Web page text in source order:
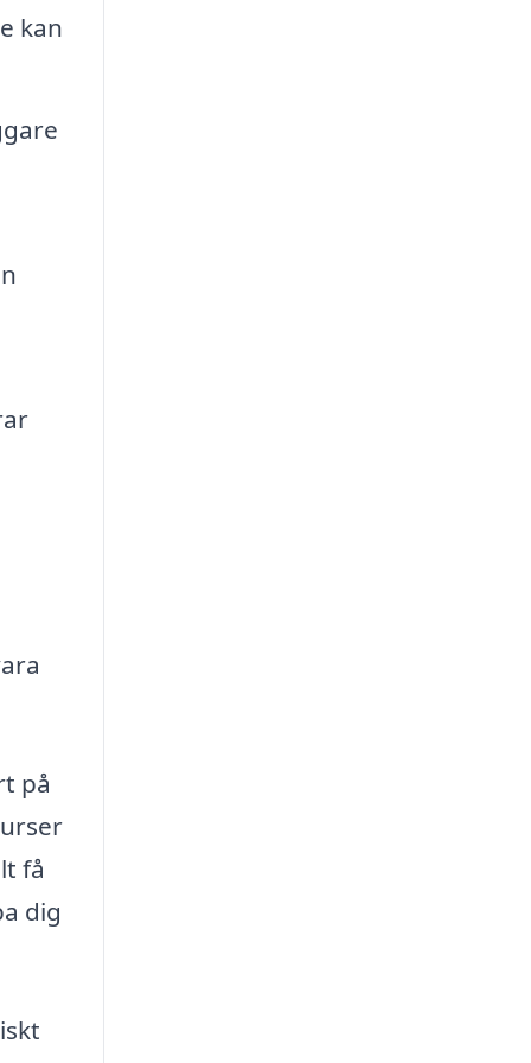
kan
på
få
dig